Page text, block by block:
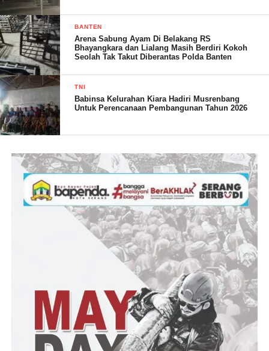
memberikan dampak positif. Sebagai pendorong dan
penyemangat, dalam percepatan pembangunan, terutama di
setiap kegiatan sosial dan kegiatan lainnya,” tukasnya.
(SN/Pendim 0602/Serang)
Post Views: 17
BANTEN
Arena Sabung Ayam Di Belakang RS
Bhayangkara dan Lialang Masih Berdiri Kokoh
Seolah Tak Takut Diberantas Polda Banten
TNI
Babinsa Kelurahan Kiara Hadiri Musrenbang
Untuk Perencanaan Pembangunan Tahun 2026